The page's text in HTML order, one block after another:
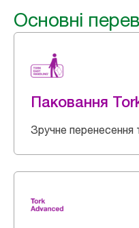
Основні
Паковання
Зручне перенесення